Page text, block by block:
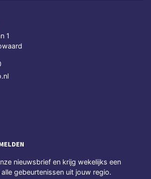
1
nieuwsbrief en krijg wekelijks een
gebeurtenissen uit jouw regio.